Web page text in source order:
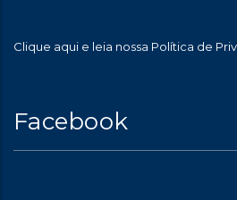
Clique aqui e leia nossa Política de
Facebook